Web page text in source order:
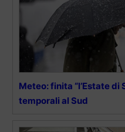
Meteo: finita “l’Estate di
temporali al Sud